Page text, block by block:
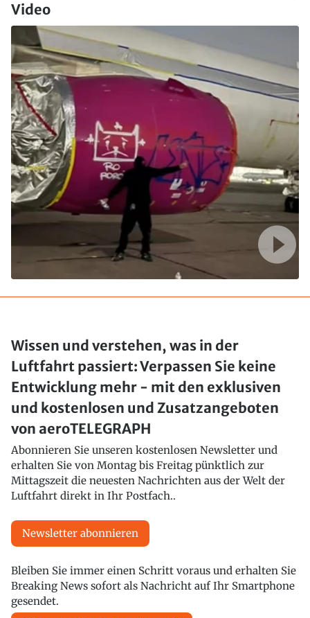
Video
Wissen und verstehen, was in der
Luftfahrt passiert: Verpassen Sie keine
Entwicklung mehr - mit den exklusiven
und kostenlosen und Zusatzangeboten
von aeroTELEGRAPH
Abonnieren Sie unseren kostenlosen Newsletter und
erhalten Sie von Montag bis Freitag pünktlich zur
Mittagszeit die neuesten Nachrichten aus der Welt der
Luftfahrt direkt in Ihr Postfach..
Newsletter abonnieren
Bleiben Sie immer einen Schritt voraus und erhalten Sie
Breaking News sofort als Nachricht auf Ihr Smartphone
gesendet.